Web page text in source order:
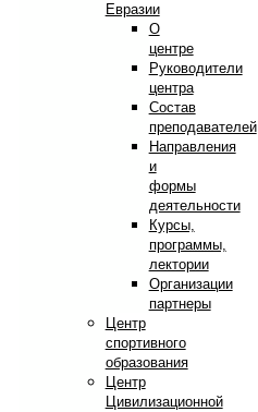
Евразии
О
центре
Руководители
центра
Состав
преподавателей
Направления
и
формы
деятельности
Курсы,
программы,
лектории
Организации
партнеры
Центр
спортивного
образования
Центр
Цивилизационной